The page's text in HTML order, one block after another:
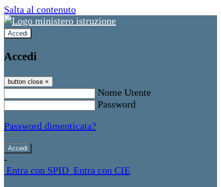
Salta al contenuto
Accedi
Accedi
button close ×
Nome Utente
Password
Password dimenticata?
-
Entra con SPID Entra con CIE